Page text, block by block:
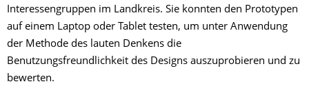
Interessengruppen im Landkreis. Sie konnten den Prototypen
auf einem Laptop oder Tablet testen, um unter Anwendung
der Methode des lauten Denkens die
Benutzungsfreundlichkeit des Designs auszuprobieren und zu
bewerten.